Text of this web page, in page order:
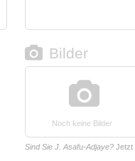
Bilder
Noch keine Bilder
Sind Sie J. Asafu-Adjaye? Jetzt